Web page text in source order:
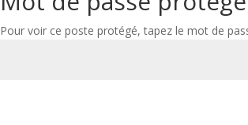
Pour voir ce poste protégé, tapez le mot de